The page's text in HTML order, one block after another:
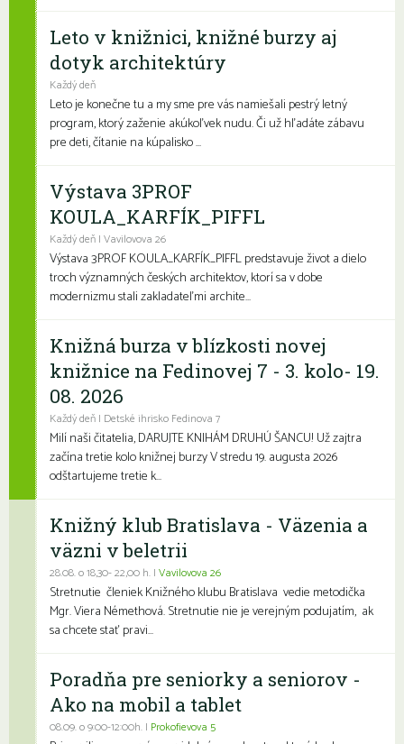
Leto v knižnici, knižné burzy aj
dotyk architektúry
Každý deň
Leto je konečne tu a my sme pre vás namiešali pestrý letný
program, ktorý zaženie akúkoľvek nudu. Či už hľadáte zábavu
pre deti, čítanie na kúpalisko ...
Výstava 3PROF
KOULA_KARFÍK_PIFFL
Každý deň | Vavilovova 26
Výstava 3PROF KOULA_KARFÍK_PIFFL predstavuje život a dielo
troch významných českých architektov, ktorí sa v dobe
modernizmu stali zakladateľmi archite...
Knižná burza v blízkosti novej
knižnice na Fedinovej 7 - 3. kolo- 19.
08. 2026
Každý deň | Detské ihrisko Fedinova 7
Milí naši čitatelia, DARUJTE KNIHÁM DRUHÚ ŠANCU! Už zajtra
začína tretie kolo knižnej burzy V stredu 19. augusta 2026
odštartujeme tretie k...
Knižný klub Bratislava - Väzenia a
väzni v beletrii
28.08. o 18,30- 22,00 h. | Vavilovova 26
Stretnutie členiek Knižného klubu Bratislava vedie metodička
Mgr. Viera Némethová. Stretnutie nie je verejným podujatím, ak
sa chcete stať pravi...
Poradňa pre seniorky a seniorov -
Ako na mobil a tablet
08.09. o 9:00-12:00h. | Prokofievova 5